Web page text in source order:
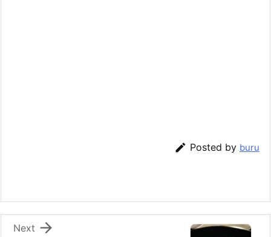
 Posted by buru

Next